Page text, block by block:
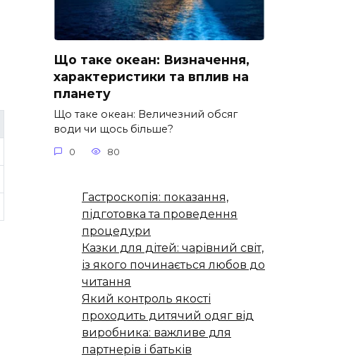
Що таке океан: Визначення,
характеристики та вплив на
планету
Що таке океан: Величезний обсяг
води чи щось більше?
0 80
Гастроскопія: показання,
підготовка та проведення
процедури
Казки для дітей: чарівний світ,
із якого починається любов до
читання
Який контроль якості
проходить дитячий одяг від
виробника: важливе для
партнерів і батьків